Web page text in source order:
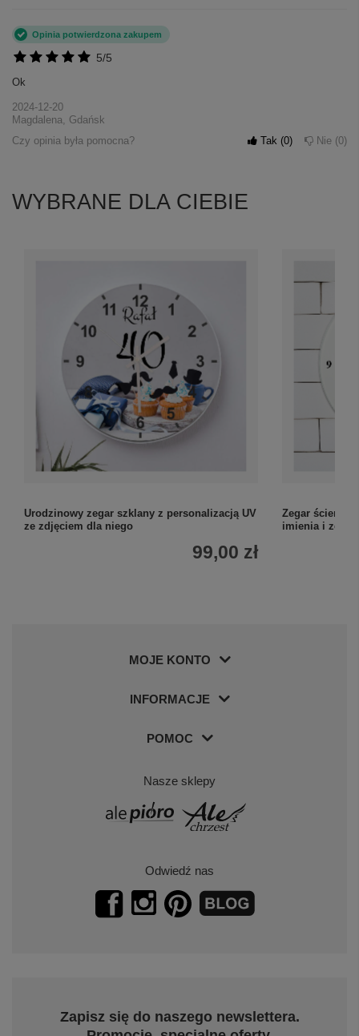
5/5
Opinia potwierdzona zakupem
Ok
2024-12-20
Magdalena, Gdańsk
Czy opinia była pomocna?
Tak 0 Nie 0
WYBRANE DLA CIEBIE
Urodzinowy zegar szklany z personalizacją UV
ze zdjęciem dla niego
99,00 zł
Zegar ścienny
imienia i
MOJE KONTO
INFORMACJE
POMOC
Nasze sklepy
Odwiedź nas
Zapisz się do naszego newslettera.